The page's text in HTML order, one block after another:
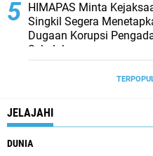
HIMAPAS Minta
Singkil Segera
Dugaan Korupsi
Sekolah
JELAJAHI
DUNIA